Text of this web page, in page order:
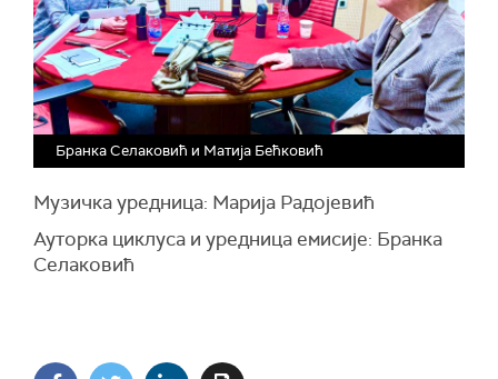
Бранка Селаковић и Матија Бећковић
Музичка уредница: Марија Радојевић
Ауторка циклуса и уредница емисије: Бранка
Селаковић